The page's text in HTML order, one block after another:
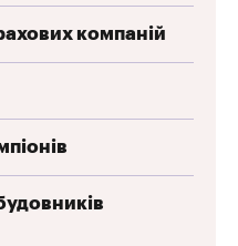
компаній